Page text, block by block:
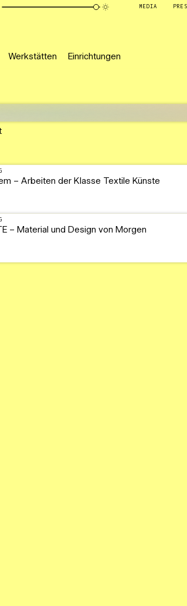
MEDIA
Werkstätten Einrichtungen
– Arbeiten der Klasse Textile Künste
– Material und Design von Morgen